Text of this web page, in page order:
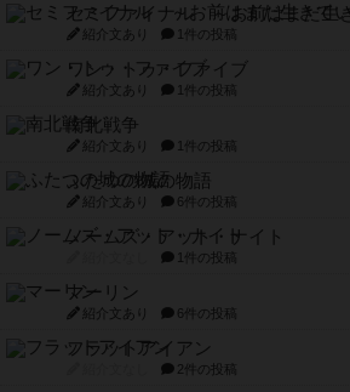
セミファイナル ～お前はまだ生
紹介文あり 1件の投稿
ワン・トゥ・ファイブ
紹介文あり 1件の投稿
南北戦争
紹介文あり 1件の投稿
ふたつの城の物語
紹介文あり 6件の投稿
ノームズ・アット・ナイト
1件の投稿
マーリン
紹介文あり 6件の投稿
フラットアイアン
2件の投稿